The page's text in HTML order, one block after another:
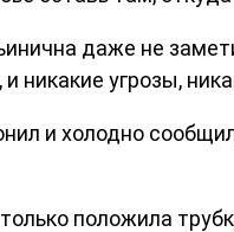
даже не
никакие угрозы,
и холодно
положила